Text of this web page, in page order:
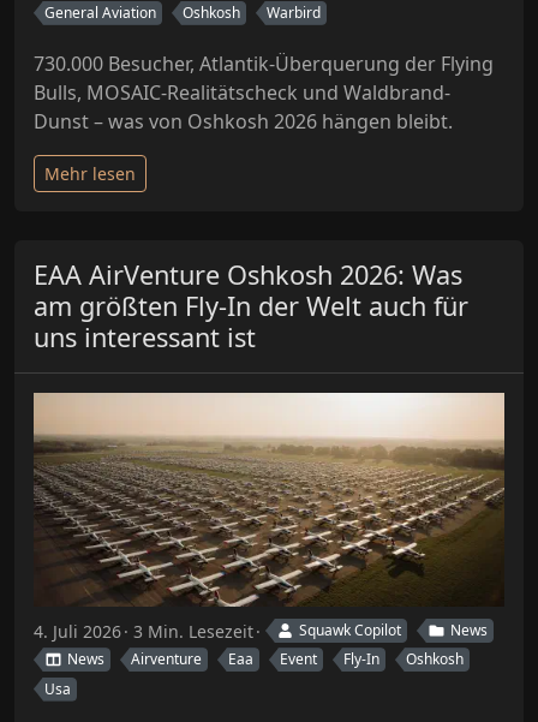
General Aviation
Oshkosh Warbird
730.000 Besucher, Atlantik-Überquerung der Flying
Bulls, MOSAIC-Realitätscheck und Waldbrand-
Dunst – was von Oshkosh 2026 hängen bleibt.
Mehr lesen
EAA AirVenture Oshkosh 2026: Was
am größten Fly-In der Welt auch für
uns interessant ist
4. Juli 2026 3 Min. Lesezeit Squawk Copilot
News
News
Airventure Eaa Event Fly-In
Oshkosh
Usa